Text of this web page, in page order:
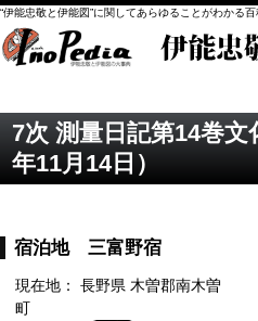
“伊能忠敬と伊能図”に関してあらゆることがわかる
7次 測量日記第14巻文
年11月14日）
宿泊地 三富野宿
現在地： 長野県 木曽郡南木曽
町